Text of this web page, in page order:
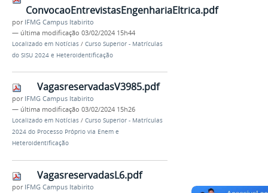
ConvocaoEntrevistasEngenhariaEltrica.pdf
por IFMG Campus Itabirito
— última modificação 03/02/2024 15h44
Localizado em Notícias / Curso Superior - Matrículas
do SISU 2024 e Heteroidentificação
VagasreservadasV3985.pdf
por IFMG Campus Itabirito
— última modificação 03/02/2024 15h26
Localizado em Notícias / Curso Superior - Matrículas
2024 do Processo Próprio via Enem e
Heteroidentificação
VagasreservadasL6.pdf
por IFMG Campus Itabirito